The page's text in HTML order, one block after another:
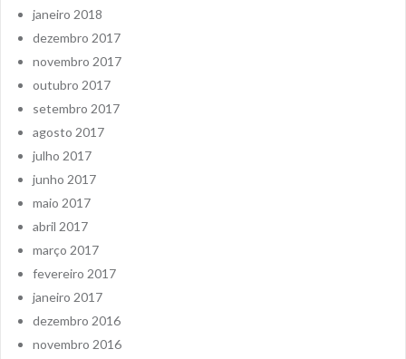
janeiro 2018
dezembro 2017
novembro 2017
outubro 2017
setembro 2017
agosto 2017
julho 2017
junho 2017
maio 2017
abril 2017
março 2017
fevereiro 2017
janeiro 2017
dezembro 2016
novembro 2016